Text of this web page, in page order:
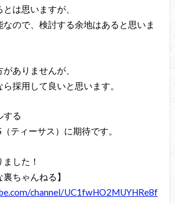
は思いますが、
ので、検討する余地はあると思いま
ありませんが、
採用して良いと思います。
する
ティーサス）に期待です。
した！
ちゃんねる】
channel/UC1fwHO2MUYHRe8f